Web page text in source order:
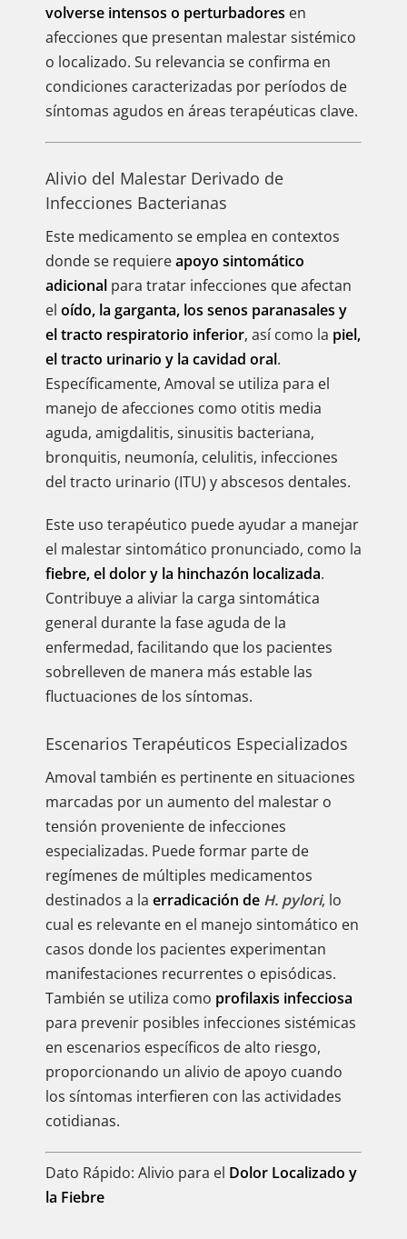
volverse intensos o perturbadores en
afecciones que presentan malestar sistémico
o localizado. Su relevancia se confirma en
condiciones caracterizadas por períodos de
síntomas agudos en áreas terapéuticas clave.
Alivio del Malestar Derivado de
Infecciones Bacterianas
Este medicamento se emplea en contextos
donde se requiereapoyo sintomático
adicional para tratar infecciones que afectan
el oído, la garganta, los senos paranasales y
el tracto respiratorio inferior, así como la piel,
el tracto urinario y la cavidad oral.
Específicamente, Amoval se utiliza para el
manejo de afecciones como otitis media
aguda, amigdalitis, sinusitis bacteriana,
bronquitis, neumonía, celulitis, infecciones
del tracto urinario (ITU) y abscesos dentales.
Este uso terapéutico puede ayudar a manejar
el malestar sintomático pronunciado, como la
fiebre, el dolor y la hinchazón localizada.
Contribuye a aliviar la carga sintomática
general durante la fase aguda de la
enfermedad, facilitando que los pacientes
sobrelleven de manera más estable las
fluctuaciones de los síntomas.
Escenarios Terapéuticos Especializados
Amoval también es pertinente en situaciones
marcadas por un aumento del malestar o
tensión proveniente de infecciones
especializadas. Puede formar parte de
regímenes de múltiples medicamentos
destinados a la erradicación de H. pylori, lo
cual es relevante en el manejo sintomático en
casos donde los pacientes experimentan
manifestaciones recurrentes o episódicas.
También se utiliza como profilaxis infecciosa
para prevenir posibles infecciones sistémicas
en escenarios específicos de alto riesgo,
proporcionando un alivio de apoyo cuando
los síntomas interfieren con las actividades
cotidianas.
Dato Rápido: Alivio para el Dolor Localizado y
la Fiebre